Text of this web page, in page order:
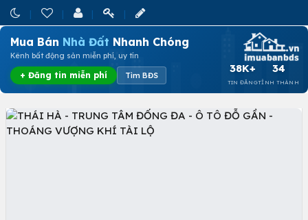
Mua Bán Nhà Đất Nhanh Chóng
Kênh bất động sản miễn phí, uy tín
+ Đăng tin miễn phí Tìm BĐS
38K+
TIN ĐĂNG
34
TỈNH THÀNH